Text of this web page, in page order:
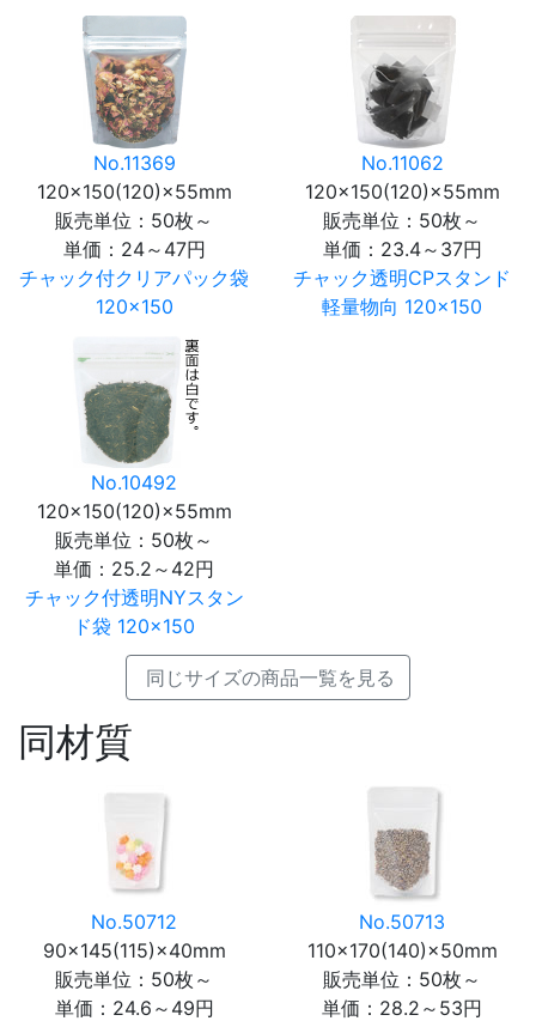
No.11369
120×150(120)×55mm
販売単位：50枚～
単価： 24～47円
チャック付クリアパック袋
120×150
No.11062
120×150(120)×55mm
販売単位：50枚～
単価： 23.4～37円
チャック透明CPスタンド
軽量物向 120×150
No.10492
120×150(120)×55mm
販売単位：50枚～
単価： 25.2～42円
チャック付透明NYスタン
ド袋 120×150
同じサイズの商品一覧を見る
同材質
No.50712
90×145(115)×40mm
販売単位：50枚～
単価： 24.6～49円
No.50713
110×170(140)×50mm
販売単位：50枚～
単価： 28.2～53円